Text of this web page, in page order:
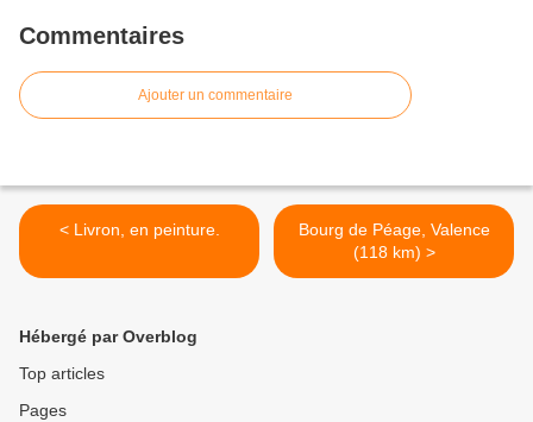
Commentaires
Ajouter un commentaire
< Livron, en peinture.
Bourg de Péage, Valence
(118 km) >
Hébergé par Overblog
Top articles
Pages